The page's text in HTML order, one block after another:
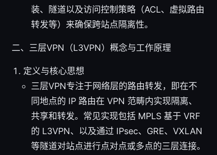
装、隧道以及访问控制策略（ACL、虚拟路由
转发等）来确保跨站点隔离性。
二、三层VPN（L3VPN）概念与工作原理
定义与核心思想
三层VPN专注于网络层的路由转发，即在不
同地点的 IP 路由在 VPN 范畴内实现隔离、
共享和转发。常见实现包括 MPLS 基于 VRF
的 L3VPN、以及通过 IPsec、GRE、VXLAN
等隧道对站点进行点对点或多点的三层连接。